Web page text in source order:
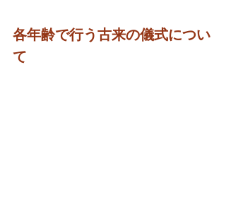
各年齢で行う古来の儀式につい
て